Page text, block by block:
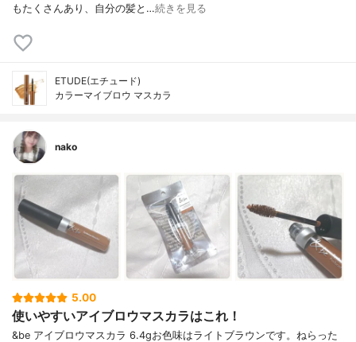
もたくさんあり、自分の髪と…続きを見る
ETUDE(エチュード)
カラーマイブロウ マスカラ
nako
5.00
使いやすいアイブロウマスカラはこれ！
&be アイブロウマスカラ 6.4gお色味はライトブラウンです。ねらった